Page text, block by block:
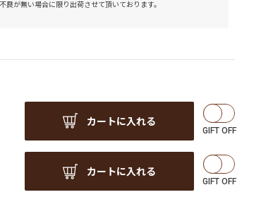
が無い場合に限り出荷させて頂いております。
カートに入れる
カートに入れる